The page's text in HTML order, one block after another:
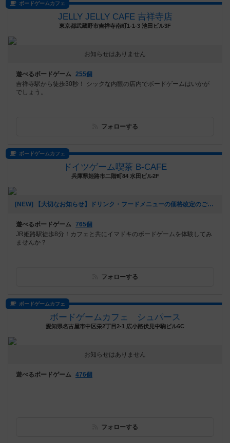
ボードゲームカフェ
JELLY JELLY CAFE 吉祥寺店
東京都武蔵野市吉祥寺南町1-1-3 池田ビル3F
お知らせはありません
遊べるボードゲーム 255個
吉祥寺駅から徒歩30秒！ シックな内観の店内でボードゲームはいかが
でしょう。
フォローする
ボードゲームカフェ
ドイツゲーム喫茶 B-CAFE
兵庫県姫路市二階町84 水田ビル2F
[NEW] 【大切なお知らせ】ドリンク・フードメニューの価格改定のご案内（2025年08月05日 16時49分）
遊べるボードゲーム 765個
JR姫路駅徒歩8分！カフェと共にイマドキのボードゲームを体験してみ
ませんか？
フォローする
ボードゲームカフェ
ボードゲームカフェ シュパース
愛知県名古屋市中区栄2丁目2-1 広小路伏見中駒ビル6C
お知らせはありません
遊べるボードゲーム 476個
フォローする